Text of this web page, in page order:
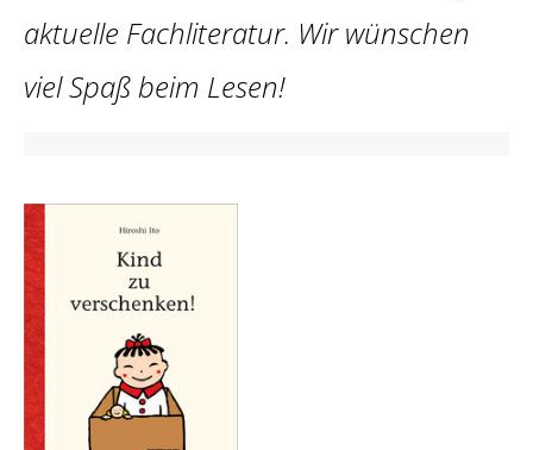
aktuelle Fachliteratur. Wir wünschen
viel Spaß beim Lesen!